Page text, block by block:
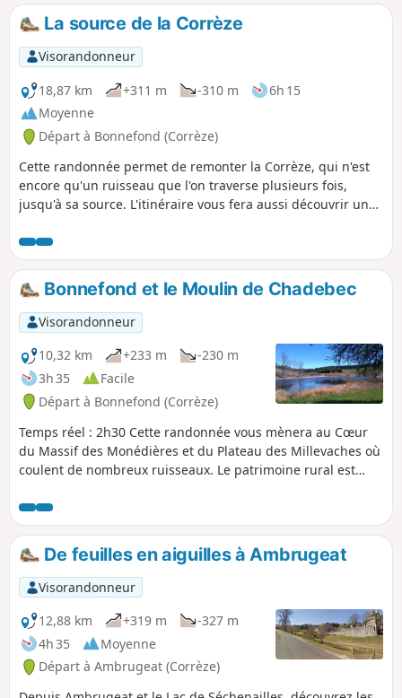
La source de la Corrèze
Visorandonneur
18,87 km
+311 m -310 m
6h 15
Moyenne
Départ à Bonnefond (Corrèze)
Cette randonnée permet de remonter la Corrèze, qui n'est
encore qu'un ruisseau que l'on traverse plusieurs fois,
jusqu'à sa source. L'itinéraire vous fera aussi découvrir un
Bonnefond et dans les hameaux : croix, fontaines, puits,
ainsi qu'un menhir, un moulin et un tilleul remarquable.
Bonnefond et le Moulin de Chadebec
Visorandonneur
10,32 km
+233 m
-230 m
3h 35
Facile
Départ à Bonnefond (Corrèze)
Temps réel : 2h30 Cette randonnée vous mènera au Cœur
du Massif des Monédières et du Plateau des Millevaches où
coulent de nombreux ruisseaux. Le patrimoine rural est
L'hiver vous pourrez faire ce circuit en ski de fond.
De feuilles en aiguilles à Ambrugeat
Visorandonneur
12,88 km
+319 m
-327 m
4h 35
Moyenne
Départ à Ambrugeat (Corrèze)